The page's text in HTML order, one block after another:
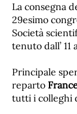
La consegna
29esimo
Società
tenuto dall’ 11
Principale
reparto
tutti i colleghi